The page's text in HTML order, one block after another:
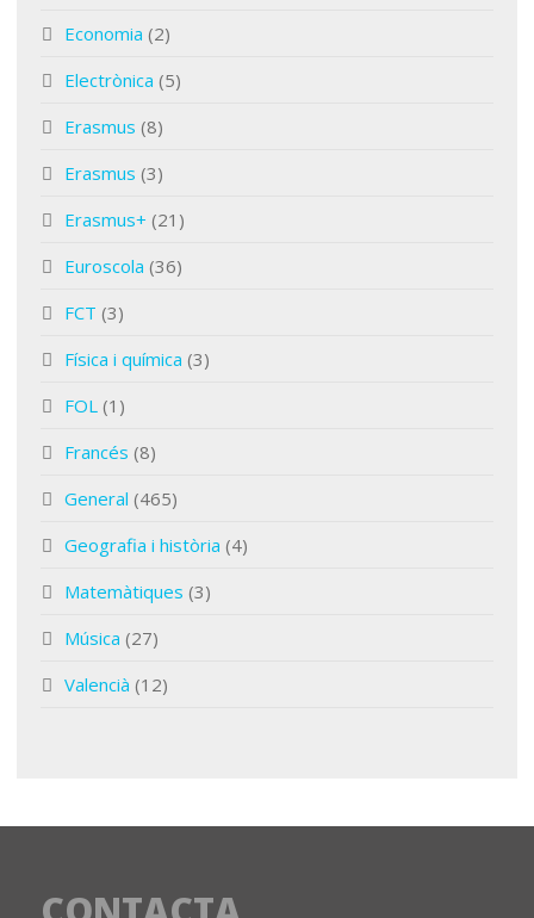
Economia (2)
Electrònica (5)
Erasmus (8)
Erasmus (3)
Erasmus+ (21)
Euroscola (36)
FCT (3)
Física i química (3)
FOL (1)
Francés (8)
General (465)
Geografia i història (4)
Matemàtiques (3)
Música (27)
Valencià (12)